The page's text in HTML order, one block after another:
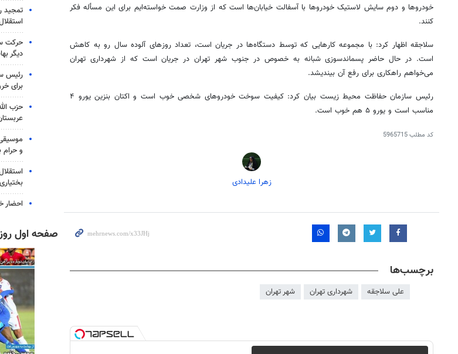
خودروها و دوم سایش لاستیک خودروها با آسفالت خیابان‌ها است که از وزارت صمتخواسته‌ایم برای این مسألهفکر
کنند.
سلاجقه اظهار کرد: با مجموعه کارهایی که توسط دستگاه‌ها در جریان است، تعداد روزهای آلوده سال رو به کاهش
است. در حال حاضر پسماندسوزیشبانه به خصوص در جنوب شهر تهران در جریان است که از شهرداری تهران
می‌خواهم راهکاری برای رفع آن بیندیشد.
رئیس سازمان حفاظت محیط زیست بیان کرد: کیفیت سوخت خودروهای شخصی خوب است و اکتان
بنزین یورو ۴
مناسب است و یورو ۵ هم خوب است.
کد مطلب5965715
زهرا علیدادی
برچسب‌ها
علی سلاجقه شهرداری تهران شهر تهران
تمجید
حرکت
دیگر
رئیس
برای
حزب
و
احضار
صفحه اول